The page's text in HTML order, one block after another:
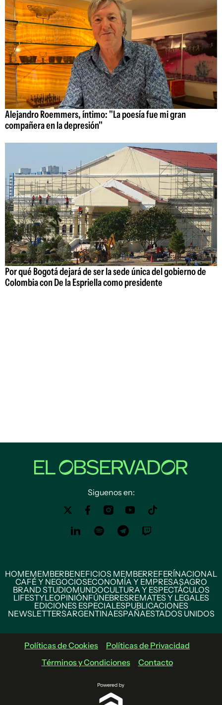
Alejandro Roemmers, íntimo: "La poesía fue mi gran
compañera en la depresión"
Por qué Bogotá dejará de ser la sede única del gobierno de
Colombia con De la Espriella como presidente
Siguenos en:
HOMEMEMBERBENEFICIOS MEMBERREFERÍNACIONAL
CAFÉ Y NEGOCIOSECONOMÍA Y EMPRESASAGRO
BRAND STUDIOMUNDOCULTURA Y ESPECTÁCULOS
LIFESTYLEOPINIÓNFÚNEBRESREMATES Y LEGALES
EDICIONES ESPECIALESPUBLICACIONES
NEWSLETTERSARGENTINAESPAÑAESTADOS UNIDOS
Políticas de Cookies
Políticas de Privacidad
Términos y Condiciones
Contacto